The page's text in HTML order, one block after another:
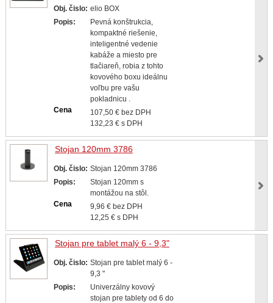
Obj. čislo: elio BOX
Popis:
Pevná konštrukcia,
kompaktné riešenie,
inteligentné vedenie
kabáže a miesto pre
tlačiareň, robia z tohto
kovového boxu ideálnu
voľbu pre vašu
pokladnicu .
Cena
107,50 € bez DPH
132,23 € s DPH
Stojan 120mm 3786
Obj. čislo: Stojan 120mm 3786
Popis:
Stojan 120mm s
montážou na stôl.
Cena
9,96 € bez DPH
12,25 € s DPH
Stojan pre tablet malý 6 - 9,3"
Obj. čislo: Stojan pre tablet malý 6 -
9,3 "
Popis:
Univerzálny kovový
stojan pre tablety od 6 do